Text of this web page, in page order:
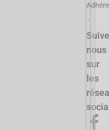
nous
sur
les